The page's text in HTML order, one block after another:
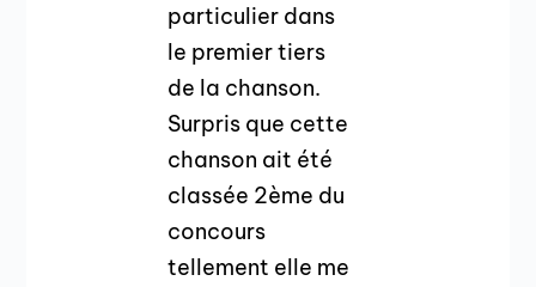
particulier dans
le premier tiers
de la chanson.
Surpris que cette
chanson ait été
classée 2ème du
concours
tellement elle me